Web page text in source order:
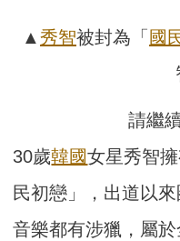
▲秀智被封為「 國
請繼
30歲韓國女星秀智
民初戀」，出道以
音樂都有涉獵，屬